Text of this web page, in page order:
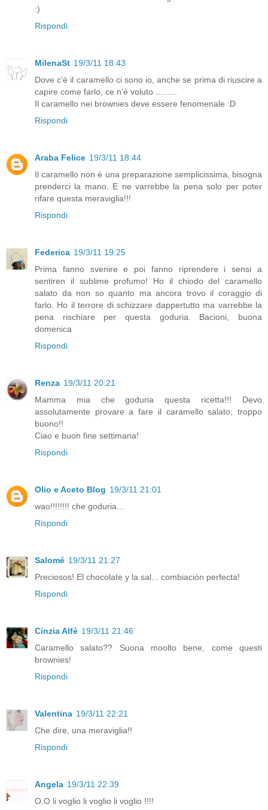
:)
Rispondi
MilenaSt 19/3/11 18:43
Dove c'è il caramello ci sono io, anche se prima di riuscire a
capire come farlo, ce n'è voluto .........
Il caramello nei brownies deve essere fenomenale :D
Rispondi
Araba Felice 19/3/11 18:44
Il caramello non è una preparazione semplicissima, bisogna
prenderci la mano. E ne varrebbe la pena solo per poter
rifare questa meraviglia!!!
Rispondi
Federica 19/3/11 19:25
Prima fanno svenire e poi fanno riprendere i sensi a
sentiren il sublime profumo! Ho il chiodo del caramello
salato da non so quanto ma ancora trovo il coraggio di
farlo. Ho il terrore di schizzare dappertutto ma varrebbe la
pena rischiare per questa goduria. Bacioni, buona
domenica
Rispondi
Renza 19/3/11 20:21
Mamma mia che goduria questa ricetta!!! Devo
assolutamente provare a fare il caramello salato, troppo
buono!!
Ciao e buon fine settimana!
Rispondi
Olio e Aceto Blog 19/3/11 21:01
wao!!!!!!!! che goduria...
Rispondi
Salomé 19/3/11 21:27
Preciosos! El chocolate y la sal... combiación perfecta!
Rispondi
Cinzia Alfè 19/3/11 21:46
Caramello salato?? Suona moolto bene, come questi
brownies!
Rispondi
Valentina 19/3/11 22:21
Che dire, una meraviglia!!
Rispondi
Angela 19/3/11 22:39
O.O li voglio li voglio li voglio !!!!